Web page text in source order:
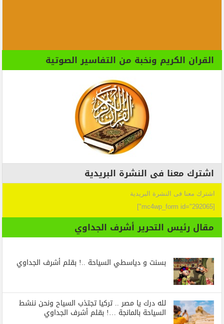
القران الكريم ونخبة من التفاسير الصوتية
اشترك معنا فى النشرة البريدية
اشترك معنا فى النشرة البريدية
[mc4wp_form id="292065"]
مقال رئيس التحرير أشرف الجداوي
بسنت و دياسطي السياحة ..! بقلم أشرف الجداوي
لله درك يا مصر .. تركيا تجتذب السياح ونحن ننشط
السياحة بالمانجة …! بقلم أشرف الجداوي